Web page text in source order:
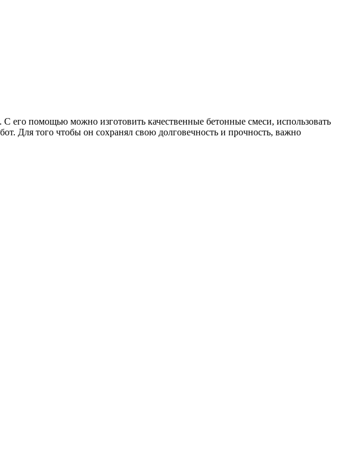
его помощью можно изготовить качественные бетонные смеси, использовать
Для того чтобы он сохранял свою долговечность и прочность, важно